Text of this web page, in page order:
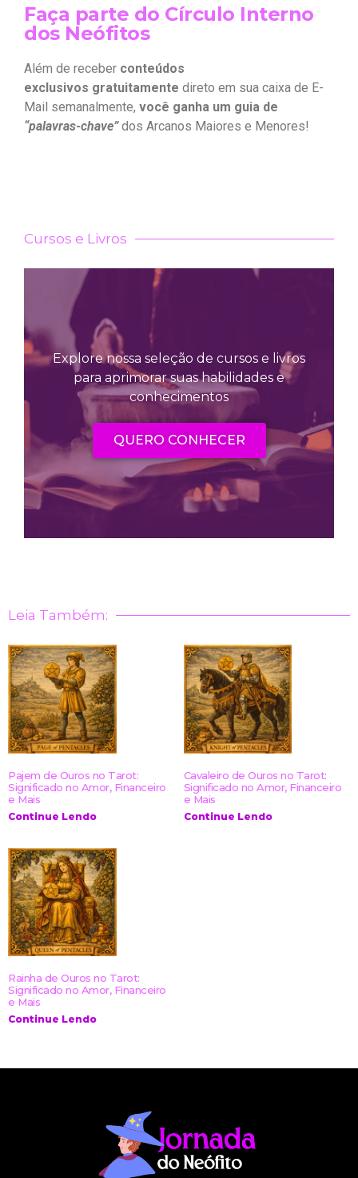
Faça parte do Círculo Interno
dos Neófitos
Além de receber conteúdos
exclusivos gratuitamente direto em sua caixa de E-
Mail semanalmente, você ganha um guia de
“palavras-chave”dos Arcanos Maiores e Menores!
Cursos e Livros
Explore nossa seleção de cursos e livros
para aprimorar suas habilidades e
conhecimentos
QUERO CONHECER
Leia Também:
Pajem de Ouros no Tarot:
Significado no Amor, Financeiro
e Mais
Continue Lendo
Cavaleiro de Ouros no Tarot:
Significado no Amor, Financeiro
e Mais
Continue Lendo
Rainha de Ouros no Tarot:
Significado no Amor, Financeiro
e Mais
Continue Lendo